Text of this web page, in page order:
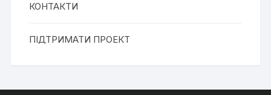
КОНТАКТИ
ПІДТРИМАТИ ПРОЕКТ